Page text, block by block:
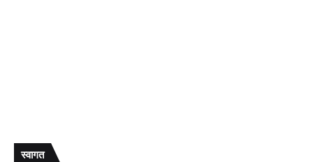
स्वागत